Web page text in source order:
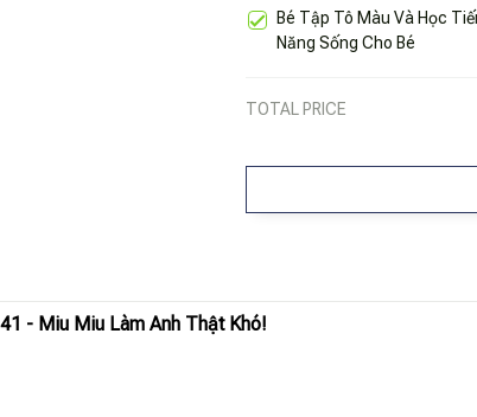
Bé Tập Tô Màu Và Học
Năng Sống Cho Bé
TOTAL PRICE
- Miu Miu Làm Anh Thật Khó!